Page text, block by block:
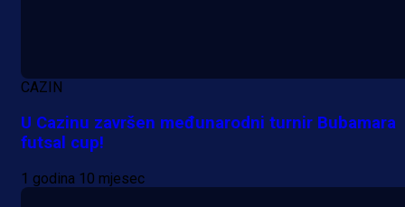
CAZIN
U Cazinu završen međunarodni turnir Bubamara
futsal cup!
1 godina 10 mjesec